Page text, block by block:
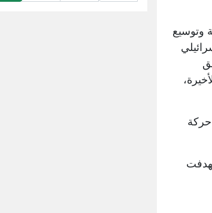
وتوسيع
حركة